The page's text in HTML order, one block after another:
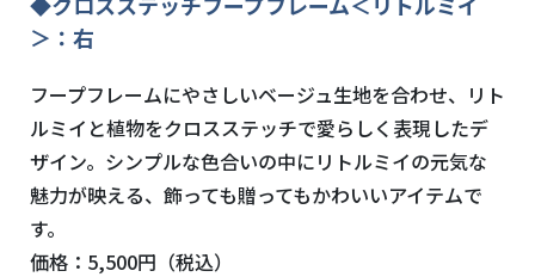
＞：右
フープフレームにやさしいベージュ生地を合わせ、リト
ルミイと植物をクロスステッチで愛らしく表現したデ
ザイン。シンプルな色合いの中にリトルミイの元気な
魅力が映える、飾っても贈ってもかわいいアイテムで
す。
価格：5,500円（税込）